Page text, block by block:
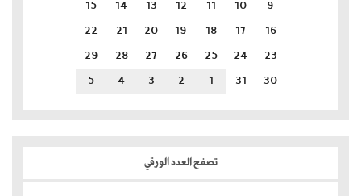
9
10
11
12
13
14
15
16
17
18
19
20
21
22
23
24
25
26
27
28
29
30
31
1
2
3
4
5
تصفح العدد الورقي